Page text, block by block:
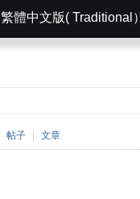
繁體中文版( Traditional）
帖子 文章